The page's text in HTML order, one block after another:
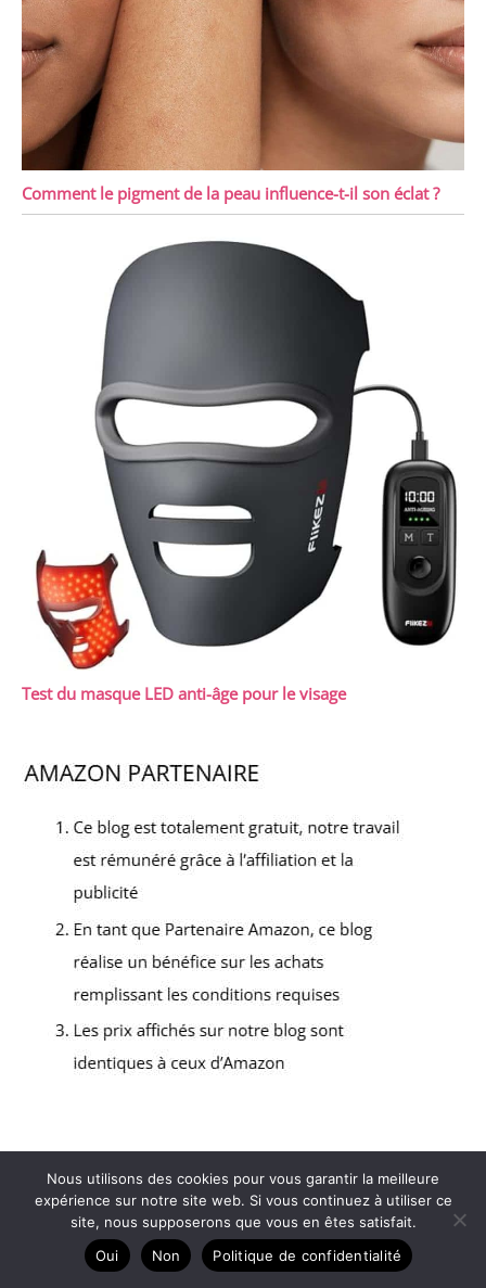
Comment le pigment de la peau influence-t-il son éclat ?
Test du masque LED anti-âge pour le visage
Contact
Mentions légales
Politique de confidentialité
Nous utilisons des cookies pour vous garantir la meilleure
expérience sur notre site web. Si vous continuez à utiliser ce
site, nous supposerons que vous en êtes satisfait.
Oui
Non Politique de confidentialité